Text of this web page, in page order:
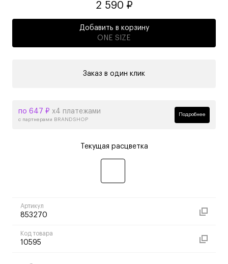
2 590 ₽
Добавить в корзину
ONE SIZE
Заказ в один клик
по 647 ₽ х4 платежами
с партнерами BRANDSHOP
Подробнее
Текущая расцветка
Артикул
853270
Код товара
10595